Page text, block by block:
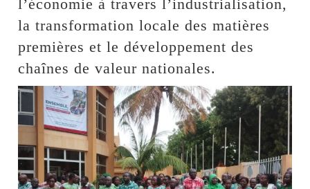
l’économie à travers l’industrialisation,
la transformation locale des matières
premières et le développement des
chaînes de valeur nationales.